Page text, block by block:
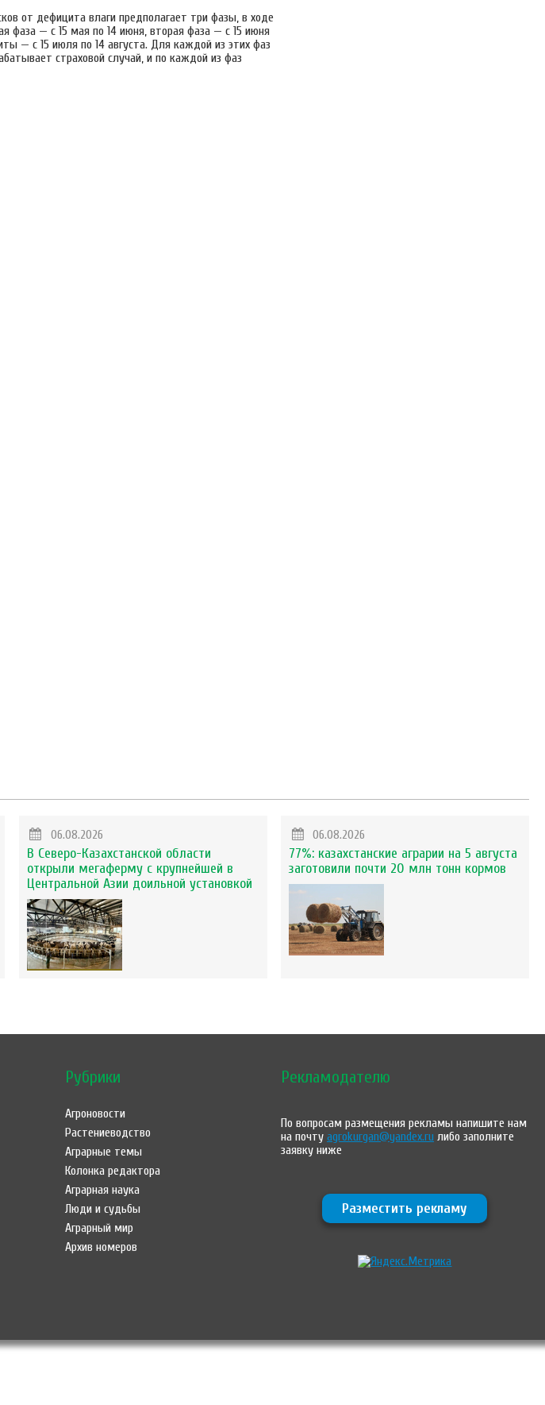
от дефицита влаги предполагает три фазы, в ходе
фаза — с 15 мая по 14 июня, вторая фаза — с 15 июня
— с 15 июля по 14 августа. Для каждой из этих фаз
страховой случай, и по каждой из фаз
06.08.2026
В Северо-Казахстанской области
открыли мегаферму с крупнейшей в
Центральной Азии доильной установкой
06.08.2026
77%: казахстанские аграрии на 5 августа
заготовили почти 20 млн тонн кормов
Рубрики
Агроновости
Растениеводство
Аграрные темы
Колонка редактора
Аграрная наука
Люди и судьбы
Аграрный мир
Архив номеров
Рекламодателю
По вопросам размещения рекламы напишите нам
на почтуagrokurgan@yandex.ru либо заполните
заявку ниже
Разместить рекламу